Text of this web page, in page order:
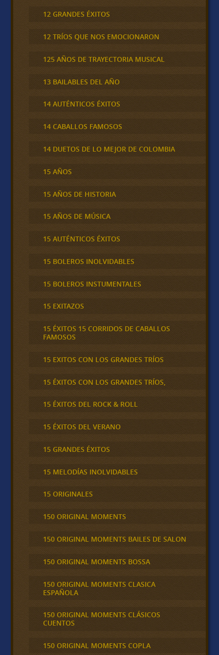
12 GRANDES ÉXITOS
12 TRÍOS QUE NOS EMOCIONARON
125 AÑOS DE TRAYECTORIA MUSICAL
13 BAILABLES DEL AÑO
14 AUTÉNTICOS ÉXITOS
14 CABALLOS FAMOSOS
14 DUETOS DE LO MEJOR DE COLOMBIA
15 AÑOS
15 AÑOS DE HISTORIA
15 AÑOS DE MÚSICA
15 AUTÉNTICOS ÉXITOS
15 BOLEROS INOLVIDABLES
15 BOLEROS INSTUMENTALES
15 EXITAZOS
15 ÉXITOS 15 CORRIDOS DE CABALLOS
FAMOSOS
15 EXITOS CON LOS GRANDES TRÍOS
15 ÉXITOS CON LOS GRANDES TRÍOS,
15 ÉXITOS DEL ROCK & ROLL
15 ÉXITOS DEL VERANO
15 GRANDES ÉXITOS
15 MELODÍAS INOLVIDABLES
15 ORIGINALES
150 ORIGINAL MOMENTS
150 ORIGINAL MOMENTS BAILES DE SALON
150 ORIGINAL MOMENTS BOSSA
150 ORIGINAL MOMENTS CLASICA
ESPAÑOLA
150 ORIGINAL MOMENTS CLÁSICOS
CUENTOS
150 ORIGINAL MOMENTS COPLA